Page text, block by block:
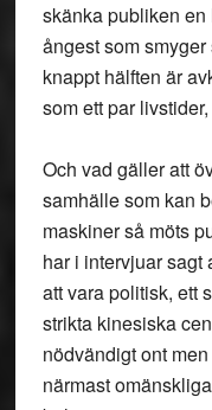
skänka publiken
ångest som
knappt hälften är
som ett par
Och vad gäller att
samhälle som kan
maskiner så möts
har i intervjuar sagt
att vara politisk, ett
strikta kinesiska
nödvändigt ont
närmast